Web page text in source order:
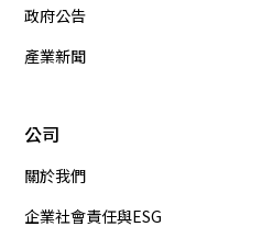
政府公告
產業新聞
公司
關於我們
企業社會責任與ESG